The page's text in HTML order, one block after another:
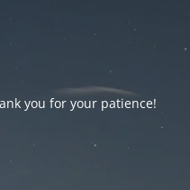
you for your patience!